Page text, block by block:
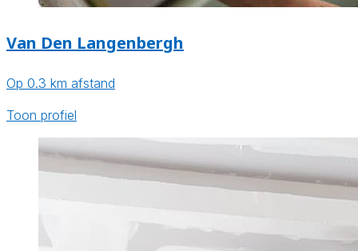
Van Den Langenbergh
Op 0.3 km afstand
Toon profiel